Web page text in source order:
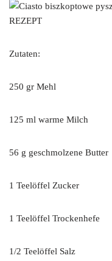
REZEPT
Zutaten:
250 gr Mehl
125 ml warme Milch
56 g geschmolzene Butter
1 Teelöffel Zucker
1 Teelöffel Trockenhefe
1/2 Teelöffel Salz